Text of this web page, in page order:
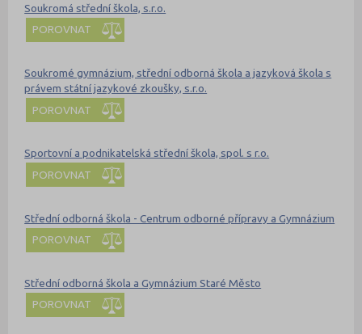
Soukromá střední škola, s.r.o.
POROVNAT
Soukromé gymnázium, střední odborná škola a jazyková škola s
právem státní jazykové zkoušky, s.r.o.
POROVNAT
Sportovní a podnikatelská střední škola, spol. s r.o.
POROVNAT
Střední odborná škola - Centrum odborné přípravy a Gymnázium
POROVNAT
Střední odborná škola a Gymnázium Staré Město
POROVNAT